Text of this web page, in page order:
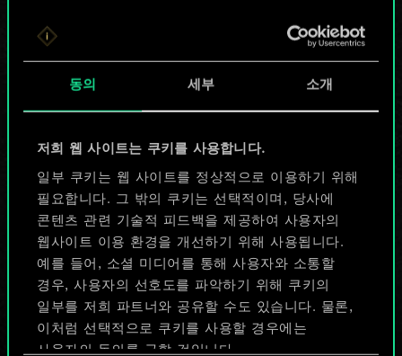
동의 세부 소개
저희 웹 사이트는 쿠키를 사용합니다.
일부 쿠키는 웹 사이트를 정상적으로 이용하기 위해
필요합니다. 그 밖의 쿠키는 선택적이며, 당사에
콘텐츠 관련 기술적 피드백을 제공하여 사용자의
웹사이트 이용 환경을 개선하기 위해 사용됩니다.
예를 들어, 소셜 미디어를 통해 사용자와 소통할
경우, 사용자의 선호도를 파악하기 위해 쿠키의
일부를 저희 파트너와 공유할 수도 있습니다. 물론,
이처럼 선택적으로 쿠키를 사용할 경우에는
사용자의 동의를 구할 것입니다.
카드들에 지나지
않지만
무궁무진한
가능성을 가지고
있습니다!
덱 이름 짓기 & 가이드 작성하기
덱 편집